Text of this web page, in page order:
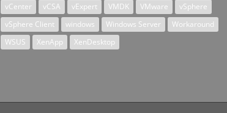
vCenter
vCSA vExpert VMDK VMware
vSphere
vSphere Client
windows Windows Server
Workaround
WSUS
XenApp XenDesktop